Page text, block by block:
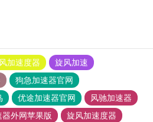
加速度器
旋风加速
狗急加速器官网
优途加速器官网
风驰加速器
外网苹果版
旋风加速度器